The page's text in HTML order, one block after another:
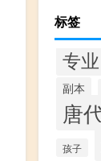
标签
专业
副本
唐
孩子